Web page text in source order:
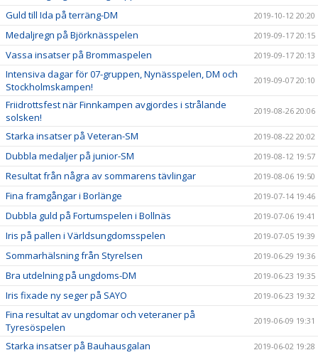
Guld till Ida på terräng-DM 2019-10-12 20:20
Medaljregn på Björknässpelen 2019-09-17 20:15
Vassa insatser på Brommaspelen 2019-09-17 20:13
Intensiva dagar för 07-gruppen, Nynässpelen, DM och
Stockholmskampen!
2019-09-07 20:10
Friidrottsfest när Finnkampen avgjordes i strålande
solsken!
2019-08-26 20:06
Starka insatser på Veteran-SM 2019-08-22 20:02
Dubbla medaljer på junior-SM 2019-08-12 19:57
Resultat från några av sommarens tävlingar 2019-08-06 19:50
Fina framgångar i Borlänge 2019-07-14 19:46
Dubbla guld på Fortumspelen i Bollnäs 2019-07-06 19:41
Iris på pallen i Världsungdomsspelen 2019-07-05 19:39
Sommarhälsning från Styrelsen 2019-06-29 19:36
Bra utdelning på ungdoms-DM 2019-06-23 19:35
Iris fixade ny seger på SAYO 2019-06-23 19:32
Fina resultat av ungdomar och veteraner på
Tyresöspelen
2019-06-09 19:31
Starka insatser på Bauhausgalan 2019-06-02 19:28